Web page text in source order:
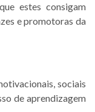
estes consigam
e promotoras da
sociais
de aprendizagem